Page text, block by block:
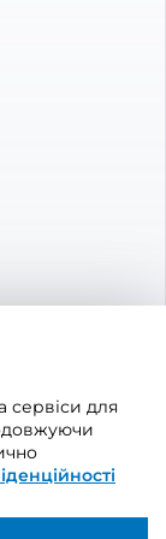
сервіси для